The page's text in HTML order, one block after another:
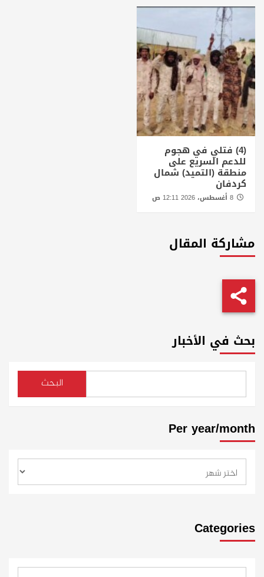
(4) فتلي في هجوم
للدعم السريع على
منطقة (التميد) شمال
كردفان
مشاركة المقال
بحث في الأخبار
البحث
Per year/month
Categories